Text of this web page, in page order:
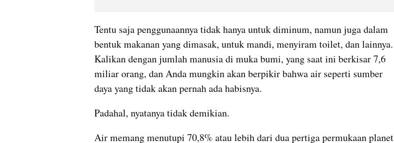
Tentu saja penggunaannya tidak hanya untuk diminum, namun juga dalam
bentuk makanan yang dimasak, untuk mandi, menyiram toilet, dan lainnya.
Kalikan dengan jumlah manusia di muka bumi, yang saat ini berkisar 7,6
miliar orang, dan Anda mungkin akan berpikir bahwa air seperti sumber
daya yang tidak akan pernah ada habisnya.
Padahal, nyatanya tidak demikian.
Air memang menutupi 70,8% atau lebih dari dua pertiga permukaan planet